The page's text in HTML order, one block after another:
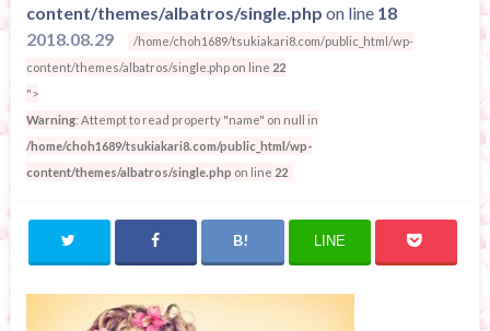
content/themes/albatros/single.php on line 18
2018.08.29
/home/choh1689/tsukiakari8.com/public_html/wp-
content/themes/albatros/single.php on line 22
">
Warning: Attempt to read property "name" on null in
/home/choh1689/tsukiakari8.com/public_html/wp-
content/themes/albatros/single.php on line 22
LINE